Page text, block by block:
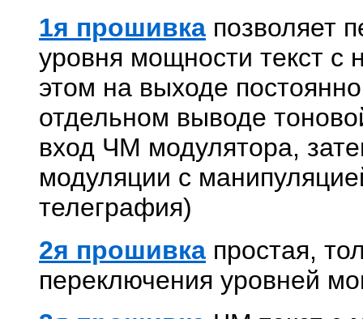
1я прошивка позволяет
уровня мощности текст
этом на выходе
отдельном выводе
вход ЧМ модулятора,
модуляции с
телеграфия)
2я прошивка простая,
переключения уровней